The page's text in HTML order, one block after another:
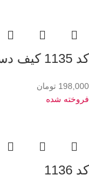
کد 1135 کیف دستی دوشی زنانه آویز منگوله دار
198,000 تومان
فروخته شده
کد 1136